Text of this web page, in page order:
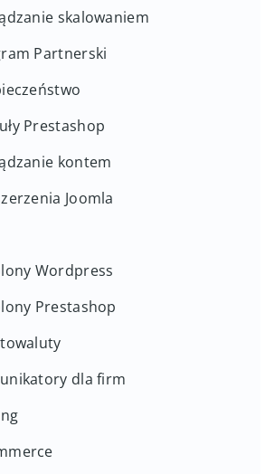
skalowaniem
Partnerski
Prestashop
kontem
Joomla
Wordpress
Prestashop
dla firm